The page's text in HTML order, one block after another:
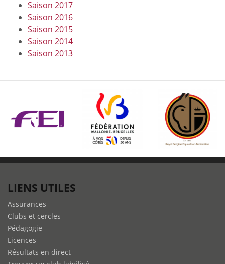
Saison 2017
Saison 2016
Saison 2015
Saison 2014
Saison 2013
LIENS UTILES
Assurances
Clubs et cercles
Pédagogie
Licences
Résultats en direct